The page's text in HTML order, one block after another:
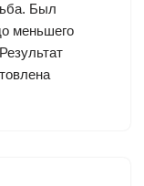
Был
меньшего